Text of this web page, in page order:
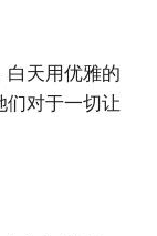
白天用优雅的
们对于一切让